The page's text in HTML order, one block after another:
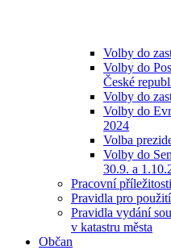
Volby do
Volby do
České
Volby do
Volby do
2024
Volba
Volby do
30.9. a
Pracovní příležitosti
Pravidla pro
Pravidla vydání
v katastru města
Občan